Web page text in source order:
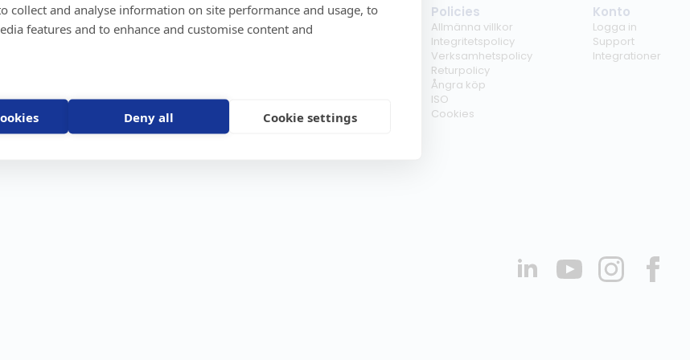
collect and analyse information on site performance and usage, to
features and to enhance and customise content and
Deny all Cookie settings
GPS-trackers
Scout 2.0
Stöldskydd
Båt
Åkgräsklippare
Moped
Vattenskoter
Företag
Om oss
Policies
Allmänna villkor
Integritetspolicy
Verksamhetspolicy
Returpolicy
Ångra köp
ISO
Cookies
Konto
Logga in
Support
Integrationer